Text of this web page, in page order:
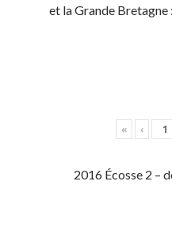
et la Grande
« ‹
2016 Écosse 2 –